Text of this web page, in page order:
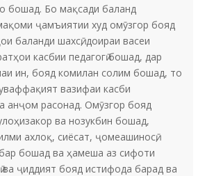
бошад. Бо мақсади баланд
ҷамъиятии худ омӯзгор бояд
баланди шахсӣ, доираи васеи
касбии педагогӣ бошад, дар
ин, бояд комилан солим бошад, то
вазифаи касби
анҷом расонад. Омӯзгор бояд
ва нозукбин бошад,
ахлоқ, сиёсат, ҷомеашиносӣ,
бошад ва ҳамеша аз сифоти
ва ҷиддият бояд истифода барад ва